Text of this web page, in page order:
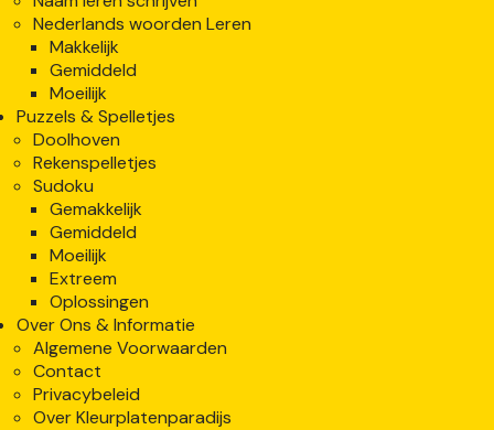
Nederlands woorden Leren
Makkelijk
Gemiddeld
Moeilijk
Puzzels & Spelletjes
Doolhoven
Rekenspelletjes
Sudoku
Gemakkelijk
Gemiddeld
Moeilijk
Extreem
Oplossingen
Over Ons & Informatie
Algemene Voorwaarden
Contact
Privacybeleid
Over Kleurplatenparadijs